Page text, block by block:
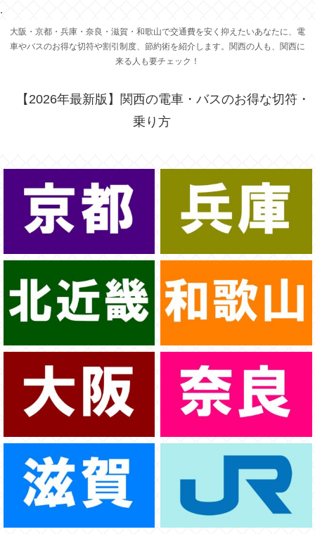
.
大阪・京都・兵庫・奈良・滋賀・和歌山で交通費を安く抑えたいあなたに、電
車やバスのお得な切符や割引制度、節約術を紹介します。関西の人も、関西に
来る人も要チェック！
【2026年最新版】関西の電車・バスのお得な切符・
乗り方